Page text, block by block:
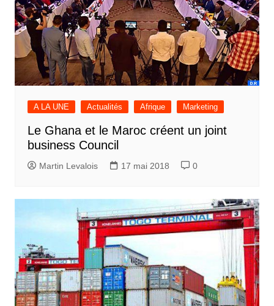
A LA UNE Actualités Afrique Marketing
Le Ghana et le Maroc créent un joint
business Council
Martin Levalois 17 mai 2018 0